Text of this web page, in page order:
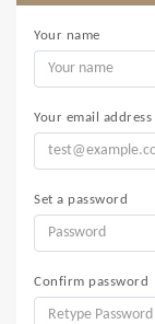
Your name
Your email address
Set a password
Confirm password